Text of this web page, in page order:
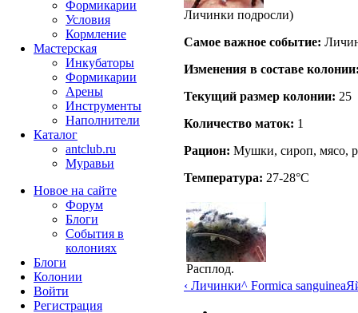
Личинки подросли)
Самое важное событие:
Изменения в составе
Текущий размер кoлонии: 25
Количество маток: 1
Рацион: Мушки, сироп, мясо,
Температура: 27-28°C
Расплод.
‹ Личинки^ Formica sanguinea
Формикарии
Условия
Кормление
Мастерская
Инкубаторы
Формикарии
Арены
Инструменты
Наполнители
Каталог
antclub.ru
Муравьи
Новое на сайте
Форум
Блоги
События в
колониях
Блоги
Колонии
Войти
Peгиcтpaция